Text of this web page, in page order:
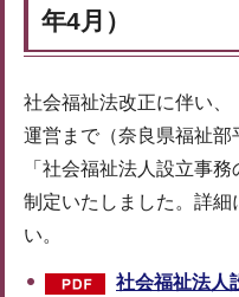
年4月）
社会福祉法改正に伴い、
運営まで（奈良県福祉部
「社会福祉法人設立事
制定いたしました。詳細
い。
社会福祉法人